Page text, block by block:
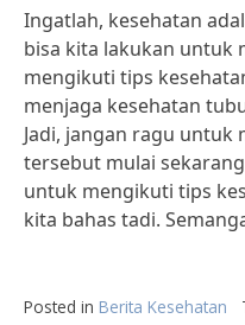
Ingatlah, kesehatan
bisa kita lakukan untuk
mengikuti tips
menjaga kesehatan
Jadi, jangan ragu
tersebut mulai
untuk mengikuti tips
kita bahas tadi.
Posted in Berita Kesehatan